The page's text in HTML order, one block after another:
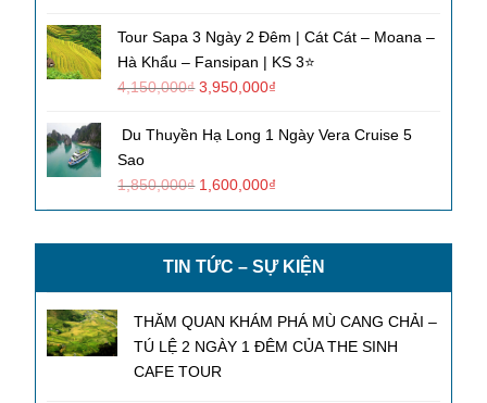
Tour Sapa 3 Ngày 2 Đêm | Cát Cát – Moana –
Hà Khẩu – Fansipan | KS 3⭐
4,150,000₫ 3,950,000₫
Du Thuyền Hạ Long 1 Ngày Vera Cruise 5
Sao
1,850,000₫ 1,600,000₫
TIN TỨC – SỰ KIỆN
THĂM QUAN KHÁM PHÁ MÙ CANG CHẢI –
TÚ LỆ 2 NGÀY 1 ĐÊM CỦA THE SINH
CAFE TOUR